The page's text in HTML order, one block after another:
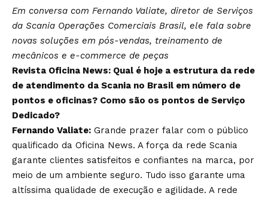
Em conversa com Fernando Valiate, diretor de Serviços
da Scania Operações Comerciais Brasil, ele fala sobre
novas soluções em pós-vendas, treinamento de
mecânicos e e-commerce de peças
Revista Oficina News: Qual é hoje a estrutura da rede
de atendimento da Scania no Brasil em número de
pontos e oficinas? Como são os pontos de Serviço
Dedicado?
Fernando Valiate: Grande prazer falar com o público
qualificado da Oficina News. A força da rede Scania
garante clientes satisfeitos e confiantes na marca, por
meio de um ambiente seguro. Tudo isso garante uma
altíssima qualidade de execução e agilidade. A rede